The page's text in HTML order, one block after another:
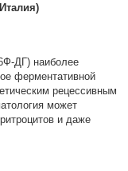
ДГ) наиболее
ферментативной
рецессивным
может
и даже